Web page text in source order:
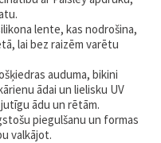
lente, kas nodrošina,
lai bez raizēm varētu
auduma, bikini
ādai un lielisku UV
ādu un rētām.
piegulšanu un formas
valkājot.